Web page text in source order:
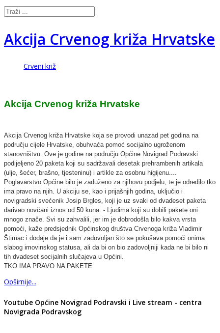
Akcija Crvenog križa Hrvatske
Crveni križ
Akcija Crvenog križa Hrvatske
Akcija Crvenog križa Hrvatske koja se provodi unazad pet godina na
području cijele Hrvatske, obuhvaća pomoć socijalno ugroženom
stanovništvu. Ove je godine na području Općine Novigrad Podravski
podijeljeno 20 paketa koji su sadržavali desetak prehrambenih artikala
(ulje, šećer, brašno, tjesteninu) i artikle za osobnu higijenu....
Poglavarstvo Općine bilo je zaduženo za njihovu podjelu, te je odredilo tko
ima pravo na njih. U akciju se, kao i prijašnjih godina, uključio i
novigradski svećenik Josip Brgles, koji je uz svaki od dvadeset paketa
darivao novčani iznos od 50 kuna. - Ljudima koji su dobili pakete oni
mnogo znače. Svi su zahvalili, jer im je dobrodošla bilo kakva vrsta
pomoći, kaže predsjednik Općinskog društva Crvenoga križa Vladimir
Štimac i dodaje da je i sam zadovoljan što se pokušava pomoći onima
slabog imovinskog statusa, ali da bi on bio zadovoljniji kada ne bi bilo ni
tih dvadeset socijalnih slučajeva u Općini.
TKO IMA PRAVO NA PAKETE
Opširnije...
Youtube Općine Novigrad Podravski i Live stream - centra
Novigrada Podravskog